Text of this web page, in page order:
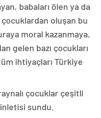
babaları ölen ya da
oluşan bu
moral kazanmaya,
gelen bazı çocukları
ihtiyaçları Türkiye
çocuklar çeşitli
sundu.